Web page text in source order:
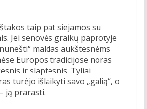
taip pat siejamos su
Jei senovės graikų paprotyje
maldas aukštesnėms
Europos tradicijose noras
ir slaptesnis. Tyliai
turėjo išlaikyti savo „galią“, o
ją prarasti.